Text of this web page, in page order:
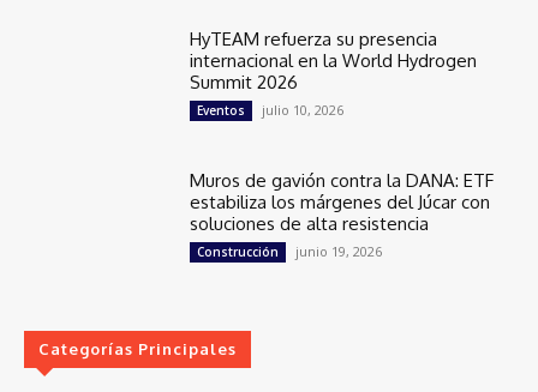
HyTEAM refuerza su presencia
internacional en la World Hydrogen
Summit 2026
Eventos julio 10, 2026
Muros de gavión contra la DANA: ETF
estabiliza los márgenes del Júcar con
soluciones de alta resistencia
Construcción junio 19, 2026
Categorías Principales